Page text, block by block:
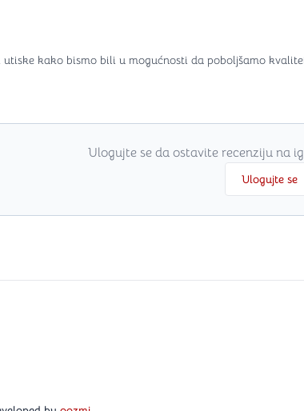
kako bismo bili u mogućnosti da poboljšamo
Ulogujte se da ostavite recenziju na
Ulogujte se